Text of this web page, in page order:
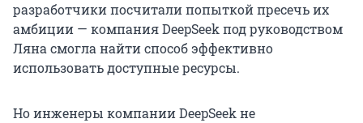
разработчики посчитали попыткой пресечь их
амбиции — компания DeepSeek под руководством
Ляна смогла найти способ эффективно
использовать доступные ресурсы.
Но инженеры компании DeepSeek не